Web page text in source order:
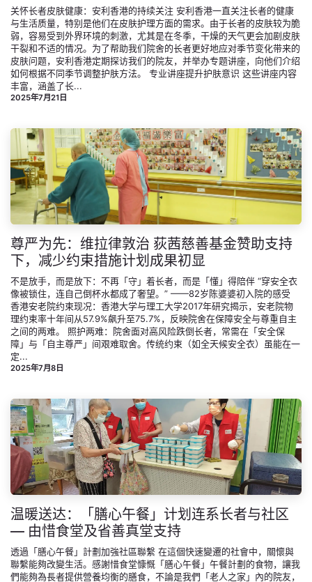
关怀长者皮肤健康：安利香港的持续关注 安利香港一直关注长者的健康
与生活质量，特别是他们在皮肤护理方面的需求。由于长者的皮肤较为脆
弱，容易受到外界环境的刺激，尤其是在冬季，干燥的天气更会加剧皮肤
干裂和不适的情况。为了帮助我们院舍的长者更好地应对季节变化带来的
皮肤问题，安利香港定期探访我们的院友，并举办专题讲座，向他们介绍
如何根据不同季节调整护肤方法。 专业讲座提升护肤意识 这些讲座内容
丰富，涵盖了长...
2025年7月21日
尊严为先：维拉律敦治 荻茜慈善基金赞助支持
下，减少约束措施计划成果初显
不是放手，而是放下：不再「守」着长者，而是「懂」得陪伴 “穿安全衣
像被锁住，连自己倒杯水都成了奢望。” ——82岁陈婆婆初入院的感受
香港安老院约束现况：香港大学与理工大学2017年研究揭示，安老院物
理约束率十年间从57.9%飙升至75.7%，反映院舍在保障安全与尊重自主
之间的两难。 照护两难：院舍面对高风险跌倒长者，常需在「安全保
障」与「自主尊严」间艰难取舍。传统约束（如全天候安全衣）虽能在一
定...
2025年7月8日
温暖送达：「膳心午餐」计划连系长者与社区
— 由惜食堂及省善真堂支持
透過「膳心午餐」計劃加強社區聯繫 在這個快速變遷的社會中，關懷與
聯繫能夠改變生活。感謝惜食堂慷慨「膳心午餐」午餐計劃的食物，讓我
們能夠為長者提供營養均衡的膳食，不論是我們「老人之家」內的院友，